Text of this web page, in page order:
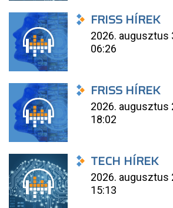
FRISS HÍREK
2026. augusztus
06:26
FRISS HÍREK
2026. augusztus
18:02
TECH HÍREK
2026. augusztus
15:13